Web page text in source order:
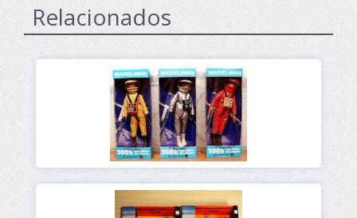
Relacionados
Ver